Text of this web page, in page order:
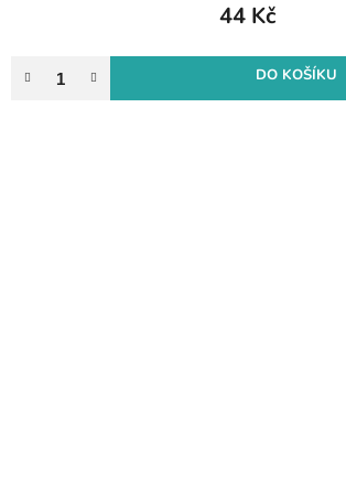
44 Kč
DO KOŠÍKU